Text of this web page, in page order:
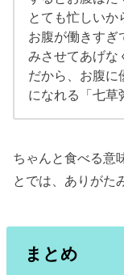
とても忙しいか
お腹が働きすぎ
みさせてあげな
だから、お腹に
になれる「七草
ちゃんと食べる意
とでは、ありがた
まとめ